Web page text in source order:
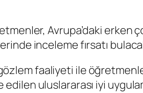
Avrupa’daki erken
inceleme fırsatı
faaliyeti ile
edilen uluslararası iyi